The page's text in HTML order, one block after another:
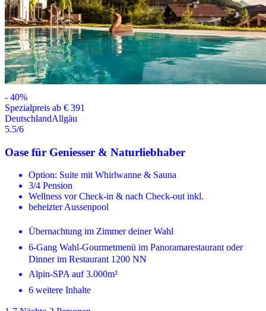
- 40%
Spezialpreis ab € 391
DeutschlandAllgäu
5.5/6
Oase für Geniesser & Naturliebhaber
Option: Suite mit Whirlwanne & Sauna
3/4 Pension
Wellness vor Check-in & nach Check-out inkl.
beheizter Aussenpool
Übernachtung im Zimmer deiner Wahl
6-Gang Wahl-Gourmetmenü im Panoramarestaurant oder
Dinner im Restaurant 1200 NN
Alpin-SPA auf 3.000m²
6 weitere Inhalte